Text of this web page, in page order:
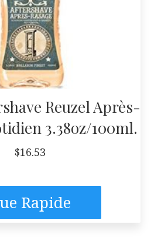
Reuzel Après-
3.38oz/100ml.
$16.53
Rapide